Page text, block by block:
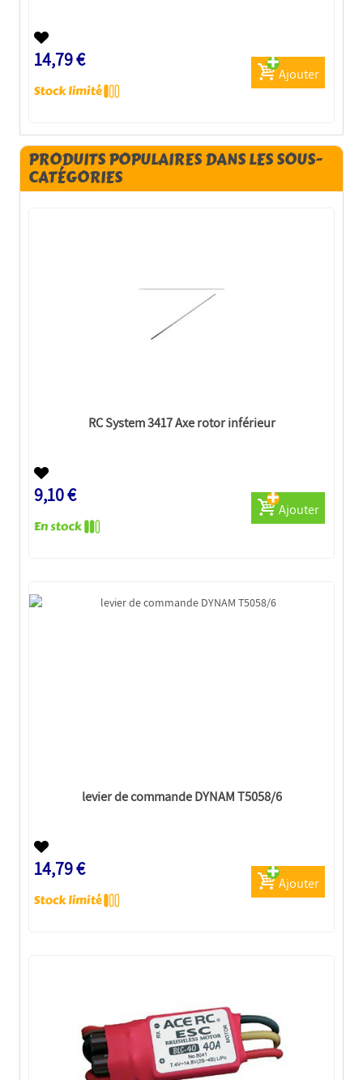
14,79 €
Ajouter
PRODUITS POPULAIRES DANS LES SOUS-
CATÉGORIES
RC System 3417 Axe rotor inférieur
9,10 €
Ajouter
levier de commande DYNAM T5058/6
14,79 €
Ajouter